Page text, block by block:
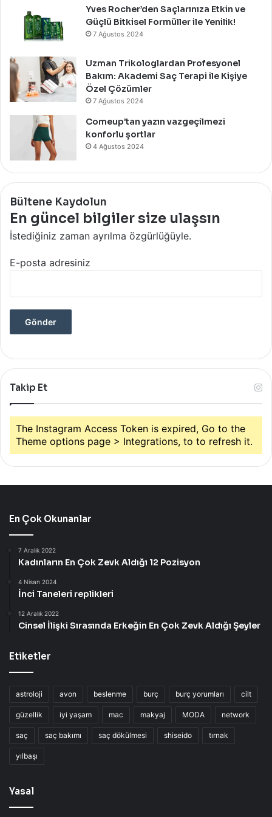
Yves Rocher’den Saçlarınıza Etkin ve
Güçlü Bitkisel Formüller ile Yenilik!
7 Ağustos 2024
Uzman Trikologlardan Profesyonel
Bakım: Akademi Saç Terapi ile Kişiye
Özel Çözümler
7 Ağustos 2024
Comeup’tan yazın vazgeçilmezi
konforlu şortlar
4 Ağustos 2024
Bültene Kaydolun
En güncel bilgiler size ulaşsın
İstediğiniz zaman ayrılma özgürlüğüyle.
E-posta adresiniz
Takip Et
The Instagram Access Token is expired, Go to the
Theme options page > Integrations, to to refresh it.
En Çok Okunanlar
7 Aralık 2022
Kadınların En Çok Zevk Aldığı 12 Pozisyon
4 Nisan 2024
İnci Taneleri replikleri
12 Aralık 2022
Cinsel İlişki Sırasında Erkeğin En Çok Zevk Aldığı Şeyler
Etiketler
astroloji avon beslenme burç burç yorumları cilt
güzellik iyi yaşam mac makyaj MODA network
saç saç bakımı saç dökülmesi shiseido tırnak
yılbaşı
Yasal